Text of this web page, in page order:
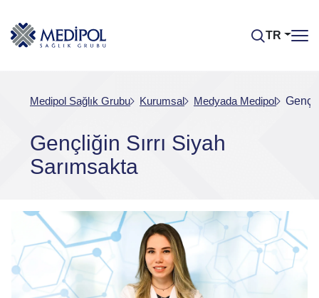
TR
Medipol Sağlık Grubu Kurumsal Medyada Medipol
Gençliğin Sırrı Siyah
Sarımsakta